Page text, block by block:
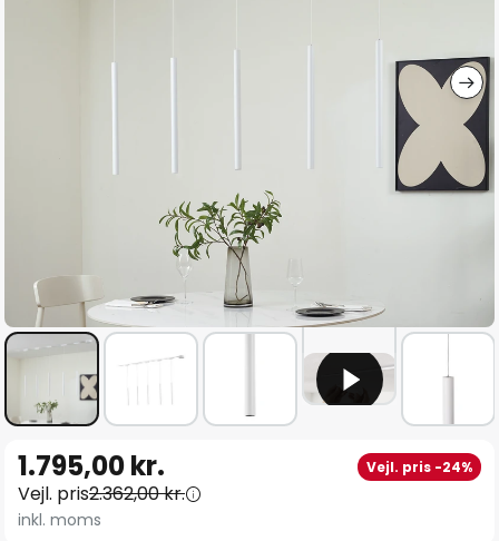
starten
af
1.795,00 kr. Vejl. pris -24%
Vejl. pris2.362,00 kr.
inkl. moms